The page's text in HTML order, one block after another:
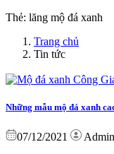
Thẻ: lăng mộ đá xanh
Trang chủ
Tin tức
Những mẫu mộ đá xanh
07/12/2021
Admin